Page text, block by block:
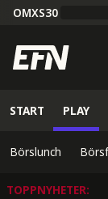
OMXS30
START PLAY
Börslunch
TOPPNYHETER: